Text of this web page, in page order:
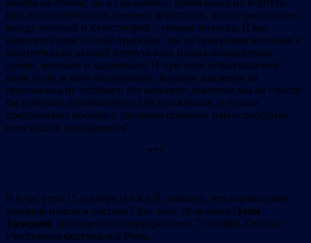
обнять их сейчас, но к сожалению, время назад не вернуть.
Все, кто участвовал в военных действиях, знают: расстояние
между победой и катастрофой – тоньше волоска. И мы
вынесем уроки из этой трагедии, мы не прекратим военных и
политических усилий вернуть всех наших похищенных
домой, живыми и здоровыми. И при всей испытываемой
нами боли, я хочу подчеркнуть: военное давление на
противника не ослабнет, без военного давления мы не смогли
бы добиться освобождения 110 заложников, и только
продолжение военного давления позволит нам освободить
всех наших похищенных”.
***
В 6 час утра 15 декабря ЦАХАЛ сообщил, что израильские
военные нашли в секторе Газы тело 28-летнего Элии
Толедано, похищенного террористами 7 октября. Он был
участником фестиваля в Реим.